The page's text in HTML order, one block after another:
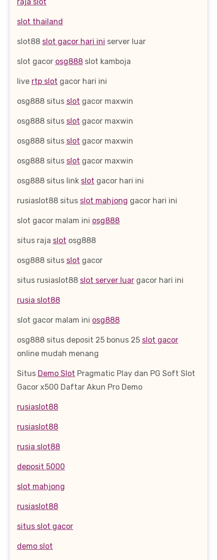
slot thailand
slot88 slot gacor hari ini server luar
slot gacor osg888 slot kamboja
live rtp slot gacor hari ini
osg888 situs slot gacor maxwin
osg888 situs slot gacor maxwin
osg888 situs slot gacor maxwin
osg888 situs slot gacor maxwin
osg888 situs link slot gacor hari ini
rusiaslot88 situs slot mahjong gacor hari ini
slot gacor malam ini osg888
situs raja slot osg888
osg888 situs slot gacor
situs rusiaslot88 slot server luar gacor hari ini
rusia slot88
slot gacor malam ini osg888
osg888 situs deposit 25 bonus 25 slot gacor
online mudah menang
Situs Demo Slot Pragmatic Play dan PG Soft Slot
Gacor x500 Daftar Akun Pro Demo
rusiaslot88
rusiaslot88
rusia slot88
deposit 5000
slot mahjong
rusiaslot88
situs slot gacor
demo slot